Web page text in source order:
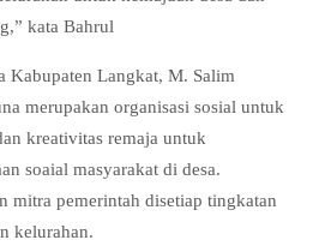
kata Bahrul
Kabupaten Langkat, M. Salim
merupakan organisasi sosial untuk
kreativitas remaja untuk
soaial masyarakat di desa.
mitra pemerintah disetiap tingkatan
kelurahan.